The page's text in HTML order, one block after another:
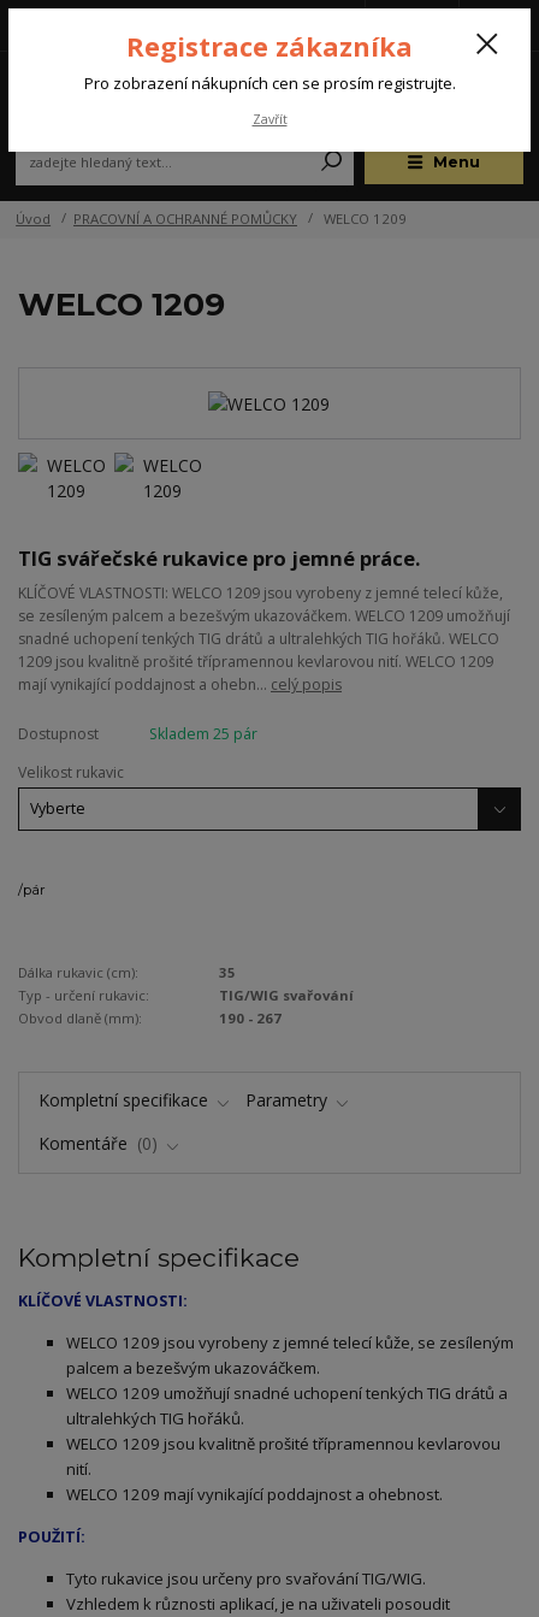
Menu
(Po-Pá, 07:00-15:30 hod.)
Úvod PRACOVNÍ A OCHRANNÉ POMŮCKY WELCO 1209
WELCO 1209
TIG svářečské rukavice pro jemné práce.
KLÍČOVÉ VLASTNOSTI: WELCO 1209 jsou vyrobeny z jemné telecí kůže,
se zesíleným palcem a bezešvým ukazováčkem. WELCO 1209 umožňují
snadné uchopení tenkých TIG drátů a ultralehkých TIG hořáků. WELCO
1209 jsou kvalitně prošité třípramennou kevlarovou nití. WELCO 1209
mají vynikající poddajnost a ohebn... celý popis
Dostupnost
Skladem 25 pár
Velikost rukavic
/pár
Dálka rukavic (cm):
35
Typ - určení rukavic:
TIG/WIG svařování
Obvod dlaně (mm):
190 - 267
Kompletní specifikace
Parametry
Komentáře
0
Kompletní specifikace
KLÍČOVÉ VLASTNOSTI:
WELCO 1209 jsou vyrobeny z jemné telecí kůže, se zesíleným
palcem a bezešvým ukazováčkem.
WELCO 1209 umožňují snadné uchopení tenkých TIG drátů a
ultralehkých TIG hořáků.
WELCO 1209 jsou kvalitně prošité třípramennou kevlarovou
nití.
WELCO 1209 mají vynikající poddajnost a ohebnost.
POUŽITÍ:
Tyto rukavice jsou určeny pro svařování TIG/WIG.
Vzhledem k různosti aplikací, je na uživateli posoudit
Registrace zákazníka
Pro zobrazení nákupních cen se prosím registrujte.
Zavřít